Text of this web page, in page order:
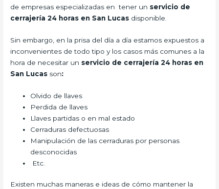
de empresas especializadas en tener un servicio de
cerrajería 24 horas en San Lucas disponible.
Sin embargo, en la prisa del día a día estamos expuestos a
inconvenientes de todo tipo y los casos más comunes a la
hora de necesitar un servicio de cerrajería 24 horas en
San Lucas son:
Olvido de llaves
Perdida de llaves
Llaves partidas o en mal estado
Cerraduras defectuosas
Manipulación de las cerraduras por personas
desconocidas
Etc.
Existen muchas maneras e ideas de cómo mantener la